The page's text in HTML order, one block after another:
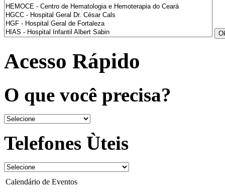
Acesso Rápido
O que você precisa?
Telefones Ùteis
Calendário de Eventos